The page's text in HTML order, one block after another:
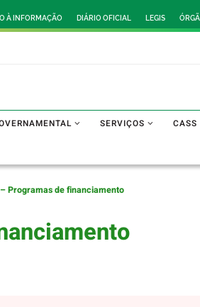
À INFORMAÇÃO DIÁRIO OFICIAL LEGIS
SERVIÇOS CASS
Programas de financiamento